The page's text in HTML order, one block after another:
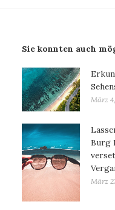
Sie konnten auch
März
Burg
März